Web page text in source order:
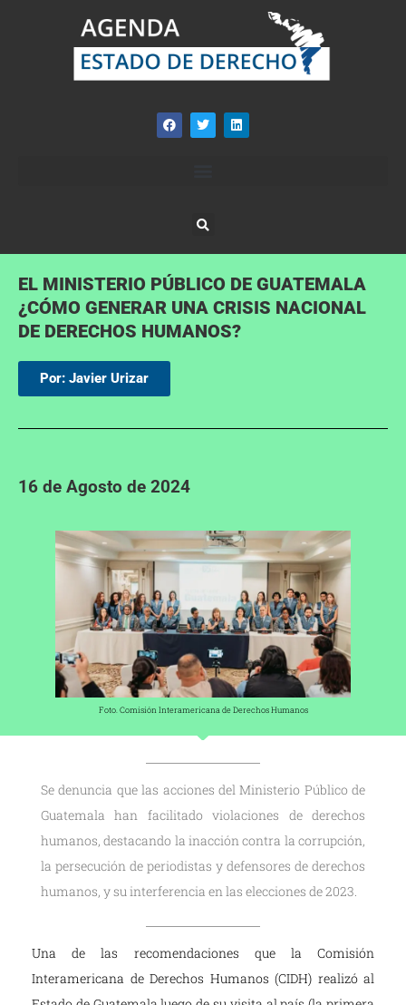
EL MINISTERIO PÚBLICO DE GUATEMALA
¿CÓMO GENERAR UNA CRISIS NACIONAL
DE DERECHOS HUMANOS?
Por: Javier Urizar
16 de Agosto de 2024
Foto. Comisión Interamericana de Derechos Humanos
Se denuncia que las acciones del Ministerio Público de
Guatemala han facilitado violaciones de derechos
humanos, destacando la inacción contra la corrupción,
la persecución de periodistas y defensores de derechos
humanos, y su interferencia en las elecciones de 2023.
Una de las recomendaciones que la Comisión
Interamericana de Derechos Humanos (CIDH) realizó al